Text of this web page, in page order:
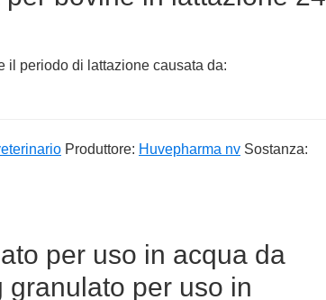
il periodo di lattazione causata da:
Produttore: Huvepharma nv Sostanza:
per uso in acqua da
granulato per uso in